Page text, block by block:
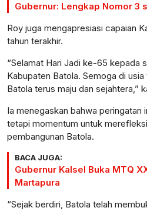
Gubernur: Lengkap Nomor 3
Roy juga mengapresiasi capaian
tahun terakhir.
“Selamat Hari Jadi ke-65 kepada
Kabupaten Batola. Semoga di
Batola terus maju dan sejahtera,”
Ia menegaskan bahwa peringatan
tetapi momentum untuk
pembangunan Batola.
BACA JUGA:
Gubernur Kalsel Buka MTQ
Martapura
“Sejak berdiri, Batola telah